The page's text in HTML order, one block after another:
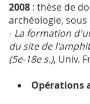
2008 : thèse de
archéologie,
- La formation
du site de
(5e-18e s.), Univ.
Opérations